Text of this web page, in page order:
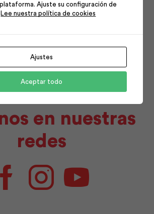
19 20 21 22
en nuestras
redes
FacebookInstagramYoutube
Ajuste su configuración de
Lee nuestra política de cookies
Ajustes
Aceptar todo